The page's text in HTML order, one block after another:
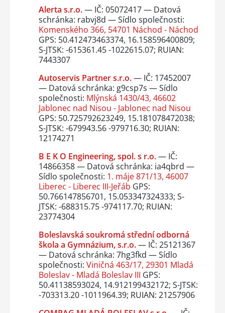
Alerta s.r.o.— IČ: 05072417 — Datová
schránka: rabvj8d — Sídlo společnosti:
Komenského 366, 54701 Náchod - Náchod
GPS: 50.412473463374, 16.158596400809;
S-JTSK: -615361.45 -1022615.07; RUIAN:
7443307
Autoservis Partner s.r.o.— IČ: 17452007
— Datová schránka: g9csp7s — Sídlo
společnosti: Mlýnská 1430/43, 46602
Jablonec nad Nisou - Jablonec nad Nisou
GPS: 50.725792623249, 15.181078472038;
S-JTSK: -679943.56 -979716.30; RUIAN:
12174271
B E K O Engineering, spol. s r.o.— IČ:
14866358 — Datová schránka: ia4qbrd —
Sídlo společnosti: 1. máje 871/13, 46007
Liberec - Liberec III-Jeřáb GPS:
50.766147856701, 15.053347324333; S-
JTSK: -688315.75 -974117.70; RUIAN:
23774304
Boleslavská soukromá střední odborná
škola a Gymnázium, s.r.o.— IČ: 25121367
— Datová schránka: 7hg3fkd — Sídlo
společnosti: Viničná 463/17, 29301 Mladá
Boleslav - Mladá Boleslav III GPS:
50.41138593024, 14.912199432172; S-JTSK:
-703313.20 -1011964.39; RUIAN: 21257906